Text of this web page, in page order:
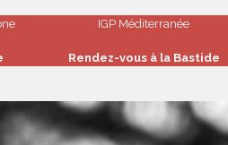
IGP Méditerranée
Rendez-vous à la Bastide